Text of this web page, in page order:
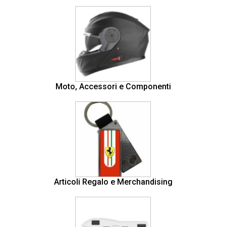
Moto, Accessori e Componenti
Articoli Regalo e Merchandising